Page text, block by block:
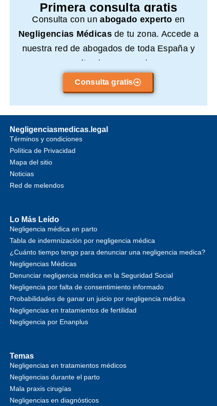
Primera consulta gratis
Consulta con unabogado experto en
Negligencias Médicasde tu zona. Accede a
nuestra red de abogados de toda España y
consulta sin compromiso.
Consulta gratis
Negligenciasmedicas.legal
Términos y condiciones
Política de Privacidad
Mapa del sitio
Noticias
Red de melendos
Lo Más Leído
Negligencia médica en parto
Tabla de indemnización por negligencia médica
¿Cuánto tiempo tengo para denunciar una negligencia medica?
Negligencias Médicas
Denunciar negligencia médica en la Seguridad Social
Negligencia por falta de consentimiento informado
Probabilidades de ganar un juicio por negligencia médica
Negligencias en tratamientos de fertilidad
Negligencia por Enanplus
Temas
Negligencias en tratamientos médicos
Negligencias durante el parto
Mala praxis cirugías
Negligencias en diagnósticos